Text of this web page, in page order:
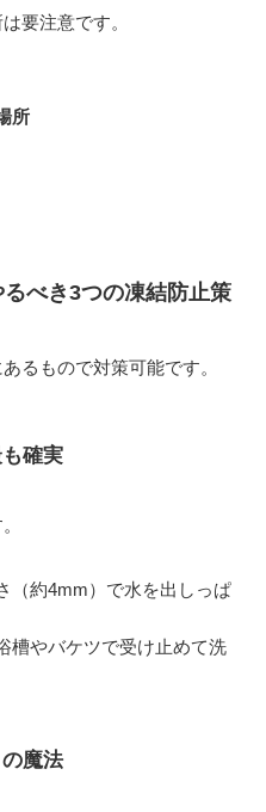
要注意です。
所
べき3つの凍結防止策
るもので対策可能です。
確実
（約4mm）で水を出しっぱ
槽やバケツで受け止めて洗
魔法